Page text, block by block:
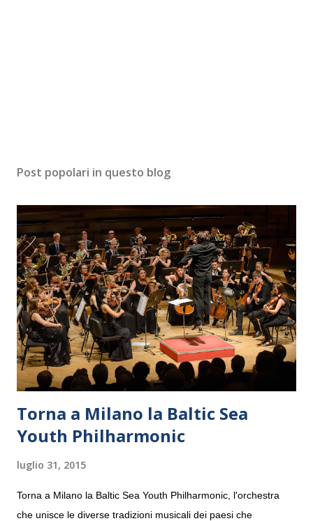
Post popolari in questo blog
Torna a Milano la Baltic Sea
Youth Philharmonic
luglio 31, 2015
Torna a Milano la Baltic Sea Youth Philharmonic, l'orchestra
che unisce le diverse tradizioni musicali dei paesi che